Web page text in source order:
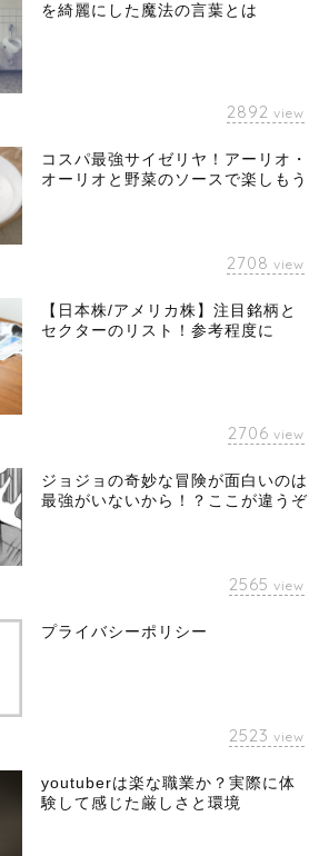
を綺麗にした魔法の言葉とは
2892 view
コスパ最強サイゼリヤ！アーリオ・
オーリオと野菜のソースで楽しもう
2708 view
【日本株/アメリカ株】注目銘柄と
セクターのリスト！参考程度に
2706 view
ジョジョの奇妙な冒険が面白いのは
最強がいないから！？ここが違うぞ
2565 view
プライバシーポリシー
2523 view
youtuberは楽な職業か？実際に体
験して感じた厳しさと環境